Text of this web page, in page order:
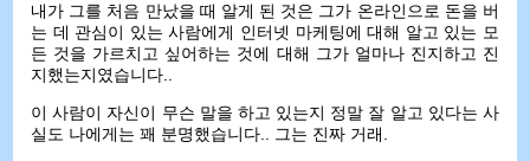
내가 그를 처음 만났을 때 알게 된 것은 그가 온라인으로 돈을 버
는 데 관심이 있는 사람에게 인터넷 마케팅에 대해 알고 있는 모
든 것을 가르치고 싶어하는 것에 대해 그가 얼마나 진지하고 진
지했는지였습니다..
이 사람이 자신이 무슨 말을 하고 있는지 정말 잘 알고 있다는 사
실도 나에게는 꽤 분명했습니다.. 그는 진짜 거래.